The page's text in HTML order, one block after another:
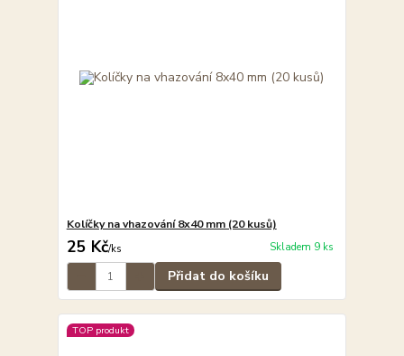
Kolíčky na vhazování 8x40 mm (20 kusů)
25 Kč/ks Skladem 9 ks
Přidat do košíku
TOP produkt